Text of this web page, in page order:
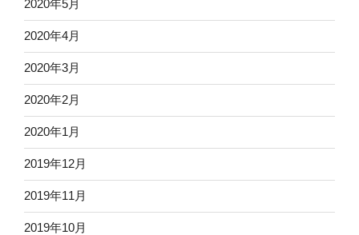
2020年5月
2020年4月
2020年3月
2020年2月
2020年1月
2019年12月
2019年11月
2019年10月